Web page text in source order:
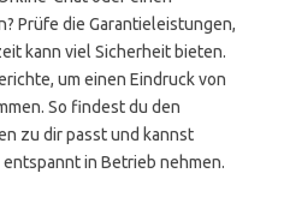
Prüfe die Garantieleistungen,
kann viel Sicherheit bieten.
um einen Eindruck von
So findest du den
zu dir passt und kannst
in Betrieb nehmen.